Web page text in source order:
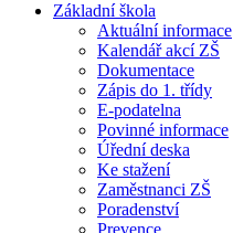
Základní škola
Aktuální informace
Kalendář akcí ZŠ
Dokumentace
Zápis do 1. třídy
E-podatelna
Povinné informace
Úřední deska
Ke stažení
Zaměstnanci ZŠ
Poradenství
Prevence